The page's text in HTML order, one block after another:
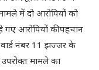
में दो आरोपियों को
गए आरोपियों की पहचान
नंबर 11 झज्जर के
मामले का